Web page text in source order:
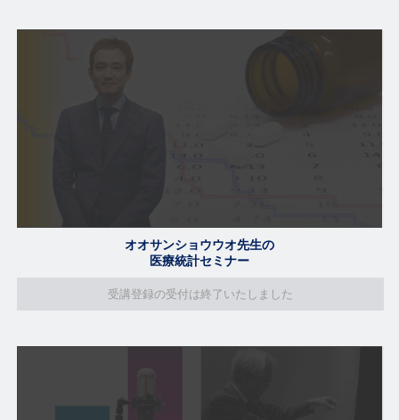
オオサンショウウオ先生の
医療統計セミナー
受講登録の受付は終了いたしました